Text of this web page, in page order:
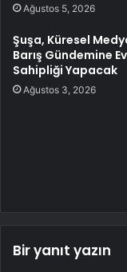
Ağustos 5, 2026
Şuşa, Küresel
Barış Gündemine Ev
Sahipliği Yapacak
Ağustos 3, 2026
Bir yanıt yazın